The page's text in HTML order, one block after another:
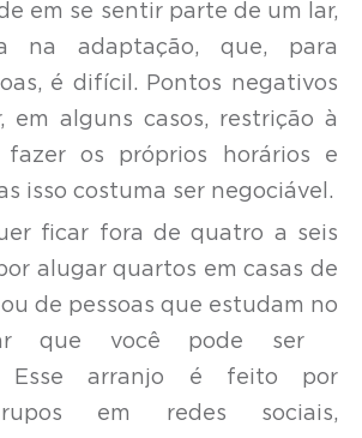
em se sentir parte de um lar,
na adaptação, que, para
é difícil. Pontos negativos
em alguns casos, restrição à
fazer os próprios horários e
isso costuma ser negociável.
ficar fora de quatro a seis
alugar quartos em casas de
de pessoas que estudam no
que você pode ser
Esse arranjo é feito por
em redes sociais,